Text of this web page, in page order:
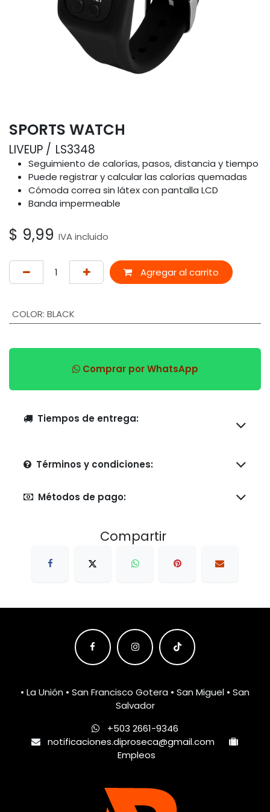
SPORTS WATCH
LIVEUP LS3348
Seguimiento de calorías, pasos, distancia y tiempo
Puede registrar y calcular las calorías quemadas
Cómoda correa sin látex con pantalla LCD
Banda impermeable
$ 9,99 IVA incluido
Agregar al carrito
COLOR: BLACK
Comprar por WhatsApp
Tiempos de entrega:
Términos y condiciones:
Métodos de pago:
Compartir
• La Unión • San Francisco Gotera • San Miguel • San
Salvador
+503 2661-9346
notificaciones.diproseca@gmail.com
Empleos